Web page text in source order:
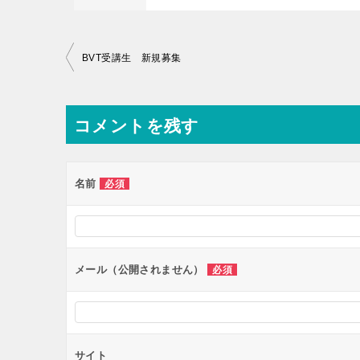
投
ナ
ビ
ー
ョ
ン
BVT受講生 新規募集
コメントを残す
名前 必須
メール（公開されません） 必須
サイト